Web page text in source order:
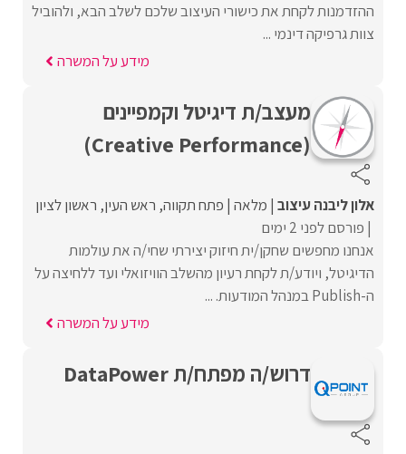
ההזדמנות לקחת את כישורי העיצוב שלכם לשלב הבא, ולהוביל
צוות גרפיקה דינמי ...
מידע על המשרה
מעצב/ת דיגיטל וקמפיינים
(Creative Performance)
אלון ליבנה עיצוב מלאה פתח תקווה ראש העין ראשון לציון
פורסם לפני 2 ימים
אנחנו מחפשים שחקן/ית חיזוק יצירתי שחי/ה את עולמות
הדיגיטל, ויודע/ת לקחת רעיון מהשלב הוויזואלי ועד ללחיצה על
ה-Publish במנהל המודעות. ...
מידע על המשרה
דרוש/ה מפתח/ת DataPower